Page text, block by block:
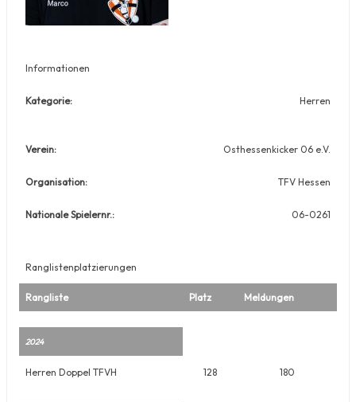
Informationen
Kategorie: Herren
Verein: Osthessenkicker 06 e.V.
Organisation: TFV Hessen
Nationale Spielernr.: 06-0261
Ranglistenplatzierungen
Rangliste Platz Meldungen
2024
Herren Doppel TFVH 128 180